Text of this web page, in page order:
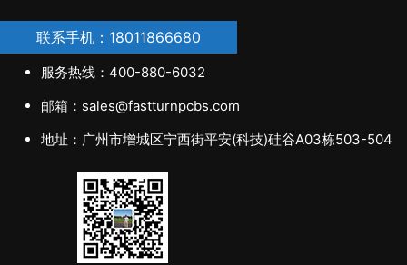
联系手机：18011866680
服务热线：400-880-6032
邮箱：sales@fastturnpcbs.com
地址：广州市增城区宁西街平安(科技)硅谷A03栋503-504